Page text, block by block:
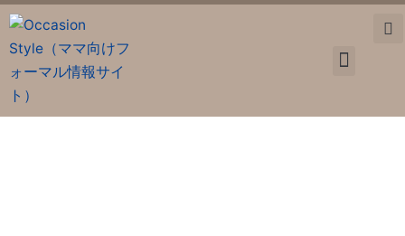
内
容
を
ス